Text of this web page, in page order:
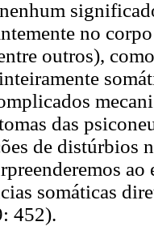
no
outros),
das
de distúrbios
somáticas
452).